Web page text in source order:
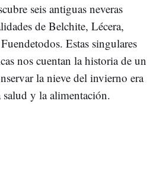
seis antiguas neveras
de Belchite, Lécera,
Estas singulares
nos cuentan la historia de un
la nieve del invierno era
y la alimentación.